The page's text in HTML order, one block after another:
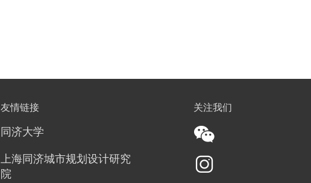
友情链接
同济大学
上海同济城市规划设计研究
院
关注我们